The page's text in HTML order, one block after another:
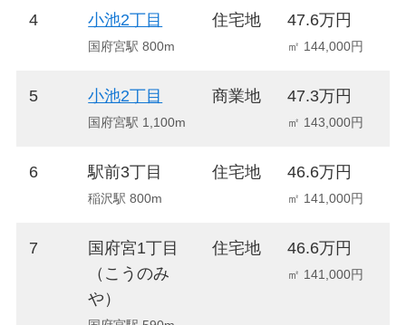
4 小池2丁目
国府宮駅 800m
住宅地 47.6万円
㎡ 144,000円
5 小池2丁目
国府宮駅 1,100m
商業地 47.3万円
㎡ 143,000円
6 駅前3丁目
稲沢駅 800m
住宅地 46.6万円
㎡ 141,000円
7
国府宮1丁目
（こうのみ
や）
住宅地 46.6万円
㎡ 141,000円